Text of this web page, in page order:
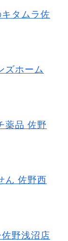
タムラ佐
ズホーム
薬品 佐野
ん 佐野西
野浅沼店